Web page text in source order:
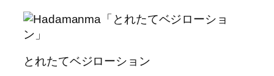
とれたてベジローション